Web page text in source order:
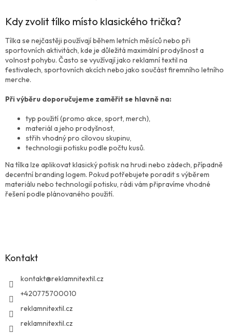
l
d
a
c
í
v
y
ý
p
s
u
Kdy zvolit tílko místo klasického trička?
Tílka se nejčastěji používají během letních měsíců nebo při
sportovních aktivitách, kde je důležitá maximální prodyšnost a
volnost pohybu. Často se využívají jako reklamní textil na
festivalech, sportovních akcích nebo jako součást firemního letního
merche.
Při výběru doporučujeme zaměřit se hlavně na:
typ použití (promo akce, sport, merch),
materiál a jeho prodyšnost,
střih vhodný pro cílovou skupinu,
technologii potisku podle počtu kusů.
Na tílka lze aplikovat klasický potisk na hrudi nebo zádech, případně
decentní branding logem. Pokud potřebujete poradit s výběrem
materiálu nebo technologií potisku, rádi vám připravíme vhodné
řešení podle plánovaného použití.
Kontakt
kontakt@reklamnitextil.cz
+420775700010
reklamnitextil.cz
reklamnitextil.cz